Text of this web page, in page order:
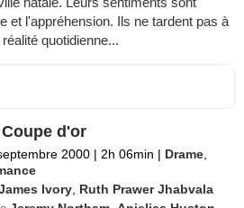
et l'appréhension. Ils ne tardent pas à
quotidienne...
d'or
2000 | 2h 06min | Drame
Ivory Ruth Prawer Jhabvala